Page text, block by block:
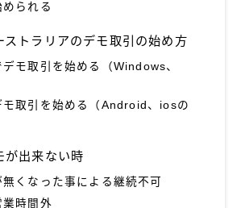
められる
ストラリアのデモ取引の始め方
モ取引を始める（Windows、
モ取引を始める（Android、iosの
が出来ない時
くなった事による継続不可
業時間外